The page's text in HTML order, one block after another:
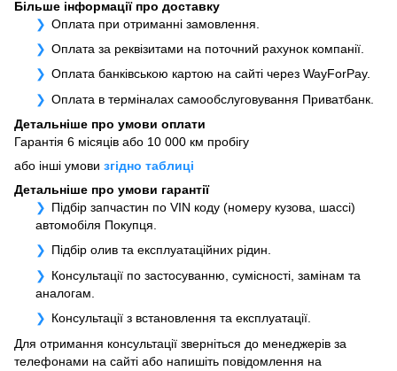
Більше інформації про доставку
Оплата при отриманні замовлення.
Оплата за реквізитами на поточний рахунок компанії.
Оплата банківською картою на сайті через WayForPay.
Оплата в терміналах самообслуговування Приватбанк.
Детальніше про умови оплати
Гарантія 6 місяців або 10 000 км пробігу
або інші умови згідно таблиці
Детальніше про умови гарантії
Підбір запчастин по VIN коду (номеру кузова, шассі)
автомобіля Покупця.
Підбір олив та експлуатаційних рідин.
Консультації по застосуванню, сумісності, замінам та
аналогам.
Консультації з встановлення та експлуатації.
Для отримання консультації зверніться до менеджерів за
телефонами на сайті або напишіть повідомлення на